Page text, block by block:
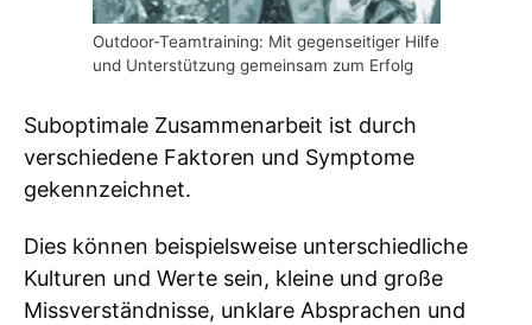
Outdoor-Teamtraining: Mit gegenseitiger Hilfe
und Unterstützung gemeinsam zum Erfolg
Suboptimale Zusammenarbeit ist durch
verschiedene Faktoren und Symptome
gekennzeichnet.
Dies können beispielsweise unterschiedliche
Kulturen und Werte sein, kleine und große
Missverständnisse, unklare Absprachen und